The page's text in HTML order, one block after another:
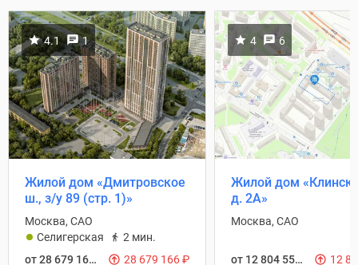
4.1 1
Жилой дом «Дмитровское
ш., з/у 89 (стр. 1)»
Москва, САО
Селигерская
2 мин.
от 28 679 166
28 679 166₽
4 6
Жилой дом
д. 2А»
Москва, САО
от 12 804 553 12